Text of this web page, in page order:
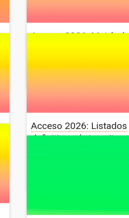
Acceso 2026:
Diseño Restauración
Acceso 2026: Listados
definitivos de inscritos